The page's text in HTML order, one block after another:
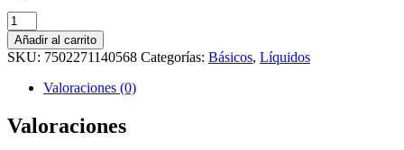
Monomero
480
ml
cantidad
Añadir al carrito
SKU: 7502271140568 Categorías: Básicos, Líquidos
Valoraciones (0)
Valoraciones